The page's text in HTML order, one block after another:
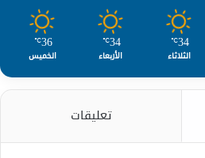
34
℃
الثلاثاء
34
℃
الأربعاء
36
℃
الخميس
تعليقات